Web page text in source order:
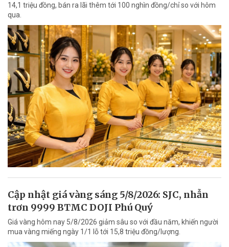
14,1 triệu đồng, bán ra lãi thêm tới 100 nghìn đồng/chỉ so với hôm
qua.
Cập nhật giá vàng sáng 5/8/2026: SJC, nhẫn
trơn 9999 BTMC DOJI Phú Quý
Giá vàng hôm nay 5/8/2026 giảm sâu so với đầu năm, khiến người
mua vàng miếng ngày 1/1 lỗ tới 15,8 triệu đồng/lượng.